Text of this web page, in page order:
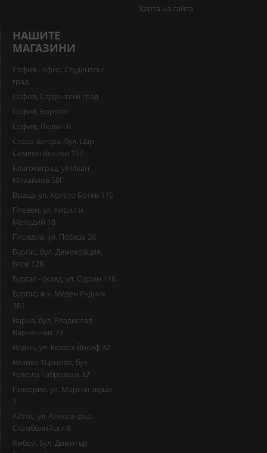
Карта на сайта
НАШИТЕ
МАГАЗИНИ
София - офис, Студентски
град
София, Студентски град
София, Борово
София, Люлин 6
Стара Загора, бул. Цар
Симеон Велики 157
Благоевград, ул.Иван
Михайлов 58Г
Враца, ул. Христо Ботев 115
Плевен, ул. Кирил и
Методий 18
Пловдив, ул. Победа 26
Бургас, бул. Демокрация,
блок 128
Бургас - склад, ул. Одрин 116
Бургас, ж.к. Меден Рудник
381
Варна, бул. Владислав
Варненчик 73
Видин, ул. Екзарх Йосиф 32
Велико Търново, бул.
Никола Габровски 32
Поморие, ул. Морски звуци
1
Айтос, ул. Александър
Стамболийски 8
Ямбол, бул. Димитър